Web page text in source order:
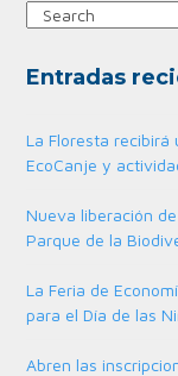
Search
Entradas
La Floresta recibirá
EcoCanje y
Nueva liberación
Parque de la
La Feria de
para el Día de las
Abren las